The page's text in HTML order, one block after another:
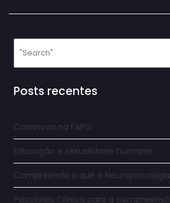
Posts recentes
Casanova na FAPSI
Educação e sexualidade humana
Compreenda o que é Neuropsicologia
Psicologia Clínica para a